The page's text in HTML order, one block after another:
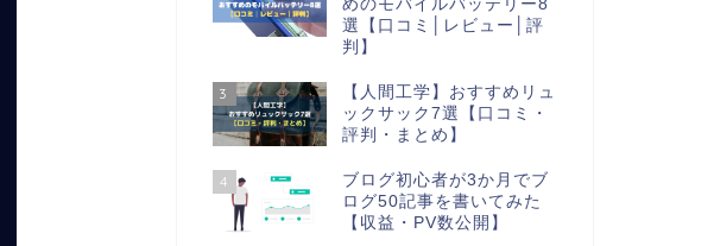
めのモバイルバッテリー8
選【口コミ│レビュー│評
判】
3
【人間工学】おすすめリュ
ックサック7選【口コミ・
評判・まとめ】
4
ブログ初心者が3か月でブ
ログ50記事を書いてみた
【収益・PV数公開】